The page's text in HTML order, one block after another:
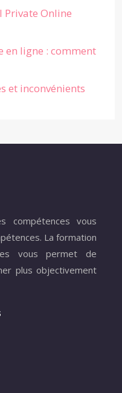
Private Online
en ligne : comment
et inconvénients
compétences vous
La formation
vous permet de
plus objectivement